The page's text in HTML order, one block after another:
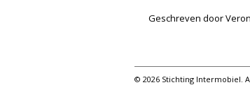
Geschreven door
© 2026 Stichting Intermobiel.